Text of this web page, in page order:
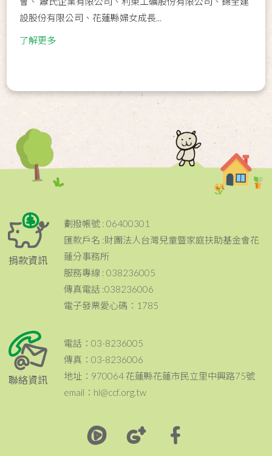
2021 / 08 / 27
花蓮家扶中心今（27）日舉辦「教育翻轉未來」獎助學金
會、 蕭氏企業有限公司、利東工礦股份有限公司、錦全建
設股份有限公司、花蓮縣婦女成長...
了解更多
劃撥帳號 : 06400301
匯款戶名 :財團法人台灣兒童暨家庭扶助基金會花
電子發票愛心碼：1785